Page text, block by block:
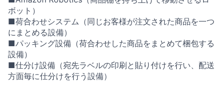
ボット）
■荷合わせシステム（同じお客様が注文された商品を一つ
にまとめる設備）
■パッキング設備（荷合わせした商品をまとめて梱包する
設備）
■仕分け設備（宛先ラベルの印刷と貼り付けを行い、配送
方面毎に仕分けを行う設備）